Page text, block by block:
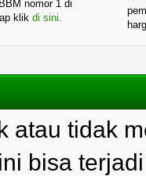
nomor 1 di
klik di sini.
atau tidak
bisa